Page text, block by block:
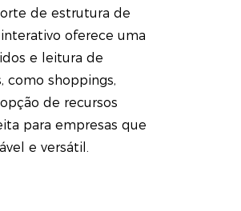
de estrutura de
oferece uma
e leitura de
como shoppings,
de recursos
para empresas que
e versátil.